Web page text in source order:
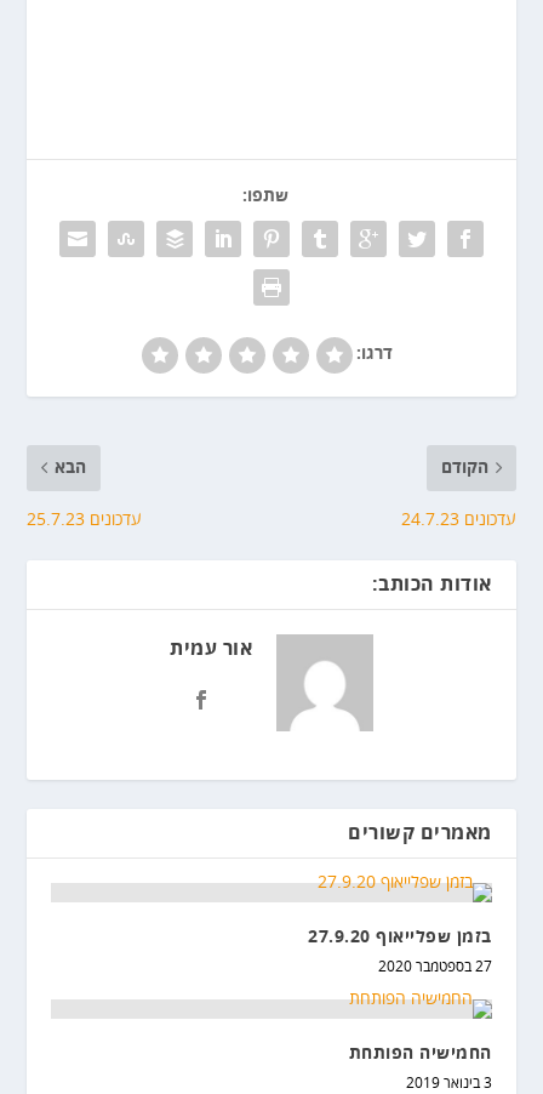
שתפו:
דרגו:
הקודם
עדכונים 24.7.23
הבא
עדכונים 25.7.23
אודות הכותב:
אור עמית
מאמרים קשורים
בזמן שפלייאוף 27.9.20
27 בספטמבר 2020
החמישיה הפותחת
3 בינואר 2019